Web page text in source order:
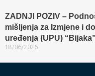
ZADNJI POZIV –
mišljenja za Izmjene i
uređenja (UPU) “Bijaka”
18/06/2026